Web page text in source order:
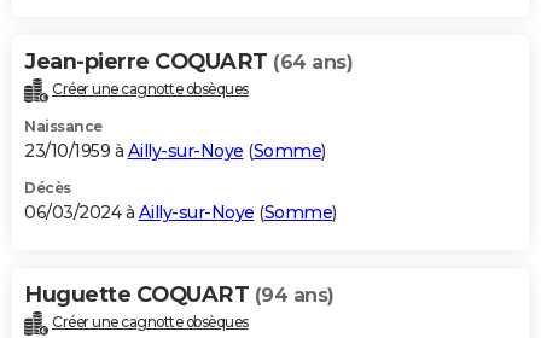
Jean-pierre COQUART (64 ans)
Créer une cagnotte obsèques
Naissance
23/10/1959 à Ailly-sur-Noye (Somme)
Décès
06/03/2024 à Ailly-sur-Noye (Somme)
Huguette COQUART (94 ans)
Créer une cagnotte obsèques